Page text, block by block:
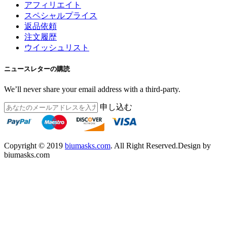
アフィリエイト
スペシャルプライス
返品依頼
注文履歴
ウイッシュリスト
ニュースレターの購読
We’ll never share your email address with a third-party.
申し込む
Copyright © 2019 biumasks.com. All Right Reserved.Design by
biumasks.com